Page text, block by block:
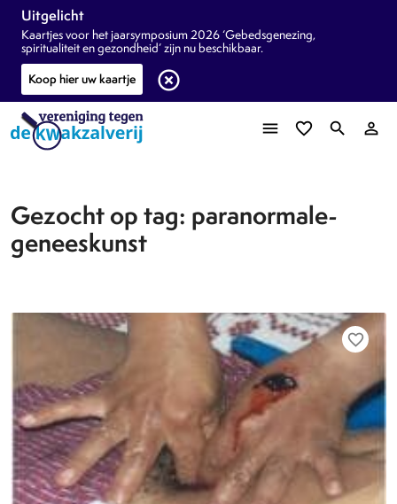
Uitgelicht
Kaartjes voor het jaarsymposium 2026 ‘Gebedsgenezing,
spiritualiteit en gezondheid’ zijn nu beschikbaar.
Koop hier uw kaartje
highlight_off
menu favorite_border search person_outline
Gezocht op tag: paranormale-
geneeskunst
favorite_border